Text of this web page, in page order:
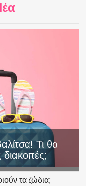
Τι θα
διακοπές;
τα ζώδια;